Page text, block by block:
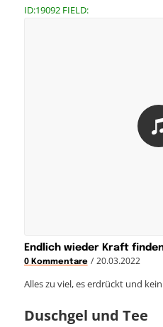
ID:19092 FIELD:
Endlich wieder Kraft
0 Kommentare / 20.03.2022
Alles zu viel, es erdrückt und
Duschgel und Tee